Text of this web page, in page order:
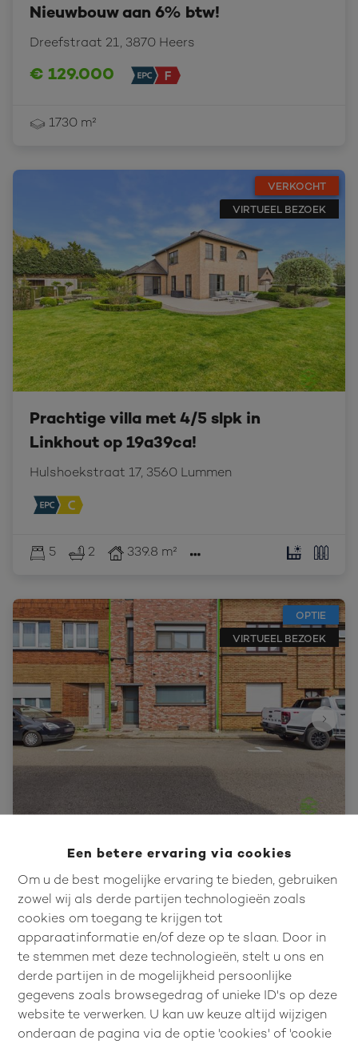
Een betere ervaring via cookies
Om u de best mogelijke ervaring te bieden, gebruiken
zowel wij als derde partijen technologieën zoals
cookies om toegang te krijgen tot
apparaatinformatie en/of deze op te slaan. Door in
te stemmen met deze technologieën, stelt u ons en
derde partijen in de mogelijkheid persoonlijke
gegevens zoals browsegedrag of unieke ID's op deze
website te verwerken. U kan uw keuze altijd wijzigen
onderaan de pagina via de optie 'cookies' of 'cookie
Nieuwbouw aan 6% btw!
Dreefstraat 21, 3870 Heers
€ 129.000
1730 m²
VERKOCHT
VIRTUEEL BEZOEK
Prachtige villa met 4/5 slpk in
Linkhout op 19a39ca!
Hulshoekstraat 17, 3560 Lummen
5 2 339.8 m²
OPTIE
VIRTUEEL BEZOEK
Instapklare gezinswoning in de
stadsrand met 2 slpk!
Oplintersesteenweg 141, 3300 Tienen
€ 289.000
2 1 100 m²